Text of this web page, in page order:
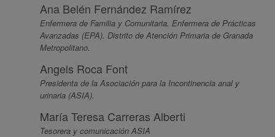
Ana Belén Fernández Ramírez
Enfermera de Familia y Comunitaria. Enfermera de Prácticas
Avanzadas (EPA). Distrito de Atención Primaria de Granada
Metropolitano.
Angels Roca Font
Presidenta de la Asociación para la Incontinencia anal y
urinaria (ASIA).
María Teresa Carreras Alberti
Tesorera y comunicación ASIA